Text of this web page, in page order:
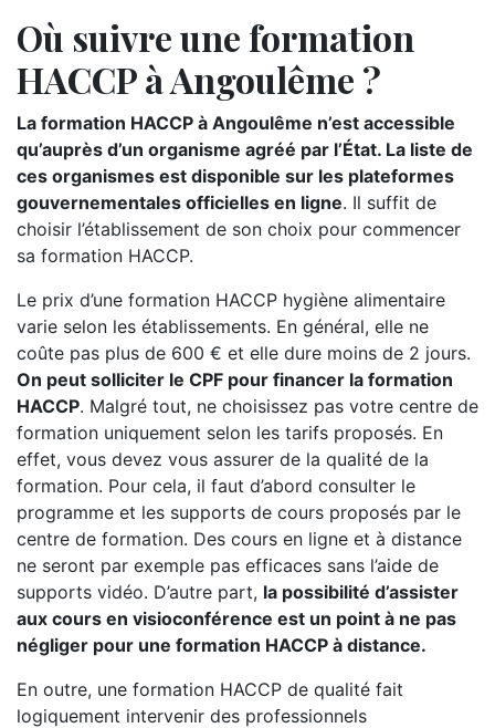
Où suivre une formation
HACCP à Angoulême ?
La formation HACCP à Angoulême n’est accessible
qu’auprès d’un organisme agréé par l’État. La liste de
ces organismes est disponible sur les plateformes
gouvernementales officielles en ligne. Il suffit de
choisir l’établissement de son choix pour commencer
sa formation HACCP.
Le prix d’une formation HACCP hygiène alimentaire
varie selon les établissements. En général, elle ne
coûte pas plus de 600 € et elle dure moins de 2 jours.
On peut solliciter le CPF pour financer la formation
HACCP. Malgré tout, ne choisissez pas votre centre de
formation uniquement selon les tarifs proposés. En
effet, vous devez vous assurer de la qualité de la
formation. Pour cela, il faut d’abord consulter le
programme et les supports de cours proposés par le
centre de formation. Des cours en ligne et à distance
ne seront par exemple pas efficaces sans l’aide de
supports vidéo. D’autre part, la possibilité d’assister
aux cours en visioconférence est un point à ne pas
négliger pour une formation HACCP à distance.
En outre, une formation HACCP de qualité fait
logiquement intervenir des professionnels